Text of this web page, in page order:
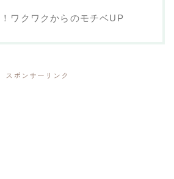
ワクワクからのモチベUP
スポンサーリンク